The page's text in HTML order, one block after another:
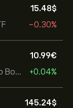
15.48‎$‎
-0.30%
BNP Paribas Easy EUR Corp Bond SRI Fossil Free Ult
10.99‎€‎
+0.04%
145.24‎$‎